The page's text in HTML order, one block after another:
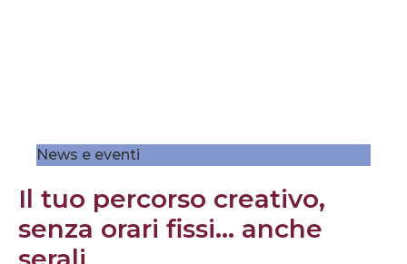
News e eventi
Il tuo percorso creativo,
senza orari fissi… anche